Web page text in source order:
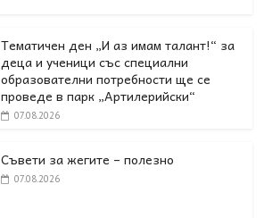
Тематичен ден „И аз имам талант!“ за
деца и ученици със специални
образователни потребности ще се
проведе в парк „Артилерийски“
07.08.2026
Съвети за жегите – полезно
07.08.2026